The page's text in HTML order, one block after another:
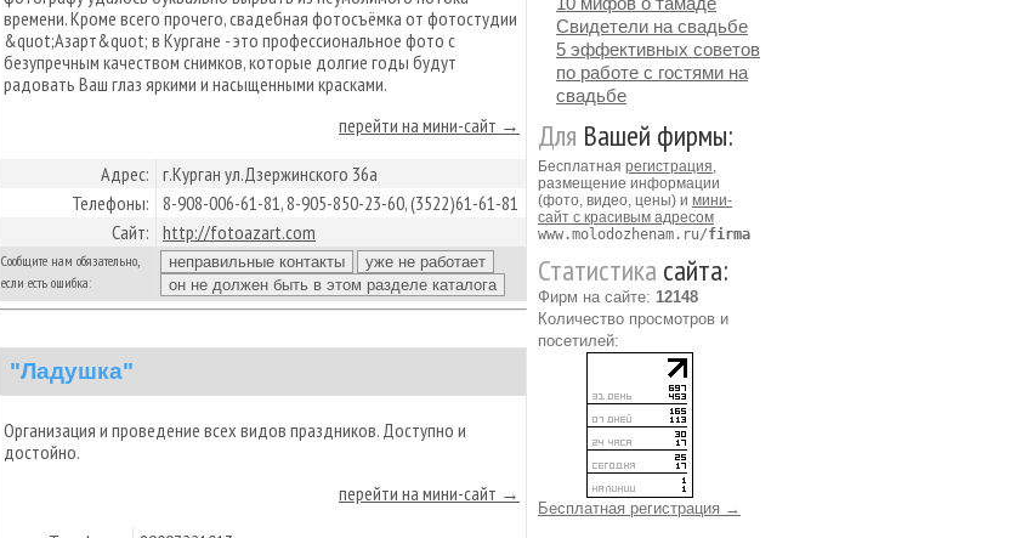
времени. Кроме всего прочего, свадебная фотосъёмка от фотостудии
&quot;Азарт&quot; в Кургане - это профессиональное фото с
безупречным качеством снимков, которые долгие годы будут
радовать Ваш глаз яркими и насыщенными красками.
перейти на мини-сайт →
Адрес: г.Курган ул.Дзержинского 36а
Телефоны: 8-908-006-61-81, 8-905-850-23-60, (3522)61-61-81
Сайт: http://fotoazart.com
Сообщите нам обязательно,
если есть ошибка:
"Ладушка"
Организация и проведение всех видов праздников. Доступно и
достойно.
перейти на мини-сайт →
Свидетели на свадьбе
5 эффективных советов
по работе с гостями на
свадьбе
Для Вашей фирмы:
Бесплатная регистрация,
размещение информации
(фото, видео, цены) и мини-
сайт с красивым адресом
www.molodozhenam.ru/firma
Статистика сайта:
Фирм на сайте: 12148
Количество просмотров и
посетилей:
Бесплатная регистрация →